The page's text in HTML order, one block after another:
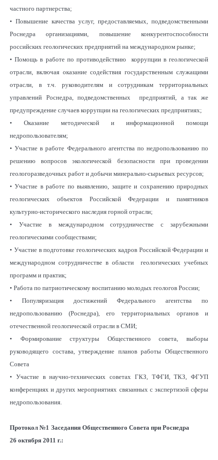
частного партнерства;
• Повышение качества услуг, предоставляемых, подведомственными
Роснедра организациями, повышение конкурентоспособности
российских геологических предприятий на международном рынке;
• Помощь в работе по противодействию коррупции в геологической
отрасли, включая оказание содействия государственным служащими
отрасли, в т.ч. руководителям и сотрудникам территориальных
управлений Роснедра, подведомственных предприятий, а так же
предупреждение случаев коррупции на геологических предприятиях;
• Оказание методической и информационной помощи
недропользователям;
• Участие в работе Федерального агентства по недропользованию по
решению вопросов экологической безопасности при проведении
геологоразведочных работ и добычи минерально-сырьевых ресурсов;
• Участие в работе по выявлению, защите и сохранению природных
геологических объектов Российской Федерации и памятников
культурно-исторического наследия горной отрасли;
• Участие в международном сотрудничестве с зарубежными
геологическими сообществами;
• Участие в подготовке геологических кадров Российской Федерации и
международном сотрудничестве в области геологических учебных
программ и практик;
• Работа по патриотическому воспитанию молодых геологов России;
• Популяризация достижений Федерального агентства по
недропользованию (Роснедра), его территориальных органов и
отечественной геологической отрасли в СМИ;
• Формирование структуры Общественного совета, выборы
руководящего состава, утверждение планов работы Общественного
Совета
• Участие в научно-технических советах ГКЗ, ТФГИ, ТКЗ, ФГУП
конференциях и других мероприятиях связанных с экспертизой сферы
недропользования.
Протокол №1 Заседания Общественного Совета при Роснедра
26 октября 2011 г.: